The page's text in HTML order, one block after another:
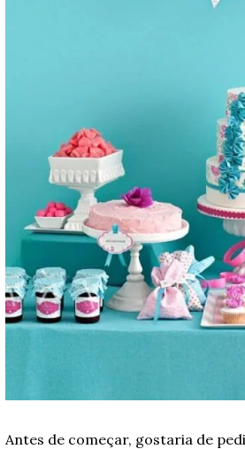
Antes de começar, gostaria de